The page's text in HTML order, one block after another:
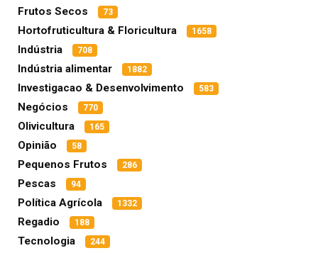
Frutos Secos 73
Hortofruticultura & Floricultura 1658
Indústria 708
Indústria alimentar 1882
Investigacao & Desenvolvimento 583
Negócios 770
Olivicultura 165
Opinião 58
Pequenos Frutos 286
Pescas 94
Política Agrícola 1332
Regadio 188
Tecnologia 244